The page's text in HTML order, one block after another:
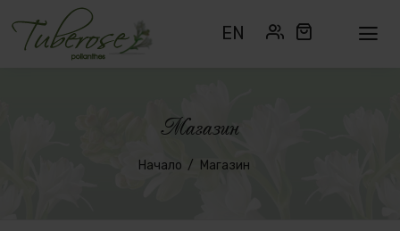
EN
Магазин
Начало Магазин